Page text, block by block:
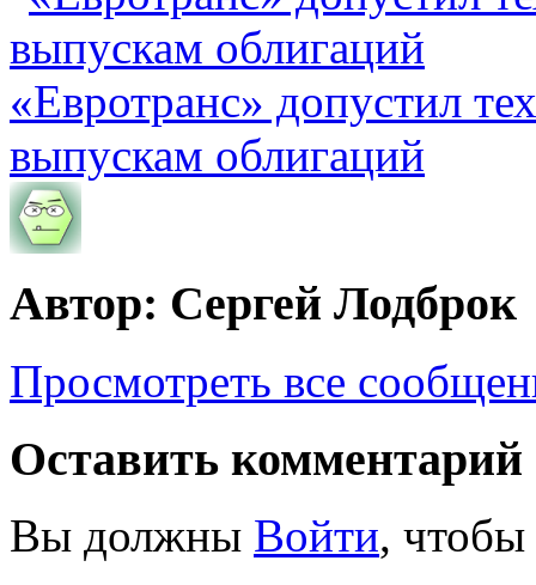
«Евротранс» допустил
выпускам облигаций
Автор: Сергей Лодброк
Просмотреть все
Оставить комментарий
Вы должны Войти, чтобы